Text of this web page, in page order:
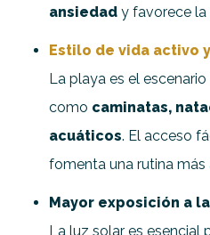
ansiedad y favorece la
Estilo de vida activo
La playa es el
como caminatas,
acuáticos. El acceso
fomenta una rutina
Mayor exposición a
La luz solar es esencial